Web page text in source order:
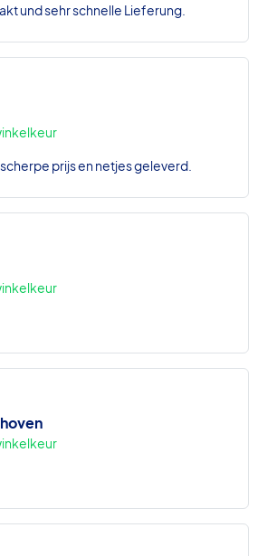
und sehr schnelle Lieferung.
prijs en netjes geleverd.